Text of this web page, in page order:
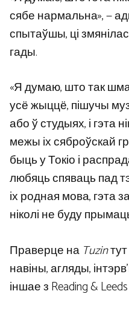
сябе нармальна», —
спытаўшы, ці
гады.
«Я думаю, што так
усё жыццё, пішучы
або ў студыях, і гэта
межы іх сяброўскай
быць у Токіо і
любяць спяваць пад
іх родная мова, гэта
ніколі не буду
Праверце на Tuzin
навіны, агляды,
іншае з Reading &